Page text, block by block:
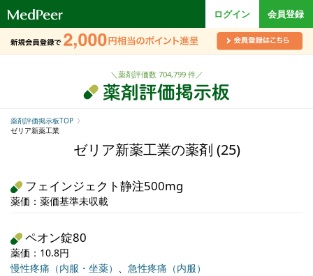
ロ
ゴ
ログイン 会員登録
＼薬剤評価数 704,799 件／
薬剤評価掲示板TOP
ゼリア新薬工業
ゼリア新薬工業の薬剤 (25)
フェインジェクト静注500mg
薬価：薬価基準未収載
ペオン錠80
薬価：10.8円
慢性疼痛（内服・坐薬） 、 急性疼痛（内服）